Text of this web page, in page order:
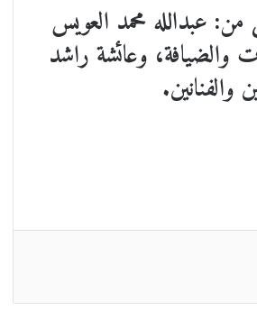
عبدالله محمد العويس
والضيافة، وعائشة راشد